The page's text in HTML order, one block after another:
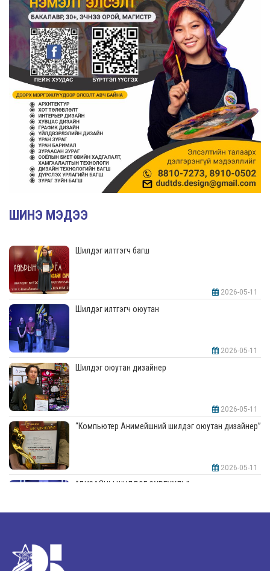
ШИНЭ МЭДЭЭ
Шилдэг илтгэгч багш
2026-05-11
Шилдэг илтгэгч оюутан
2026-05-11
Шилдэг оюутан дизайнер
2026-05-11
“Компьютер Анимейшний шилдэг оюутан дизайнер”
2026-05-11
“ДИЗАЙНЫ ШИЛДЭГ СУРГУУЛЬ”-аар шалгарлаа